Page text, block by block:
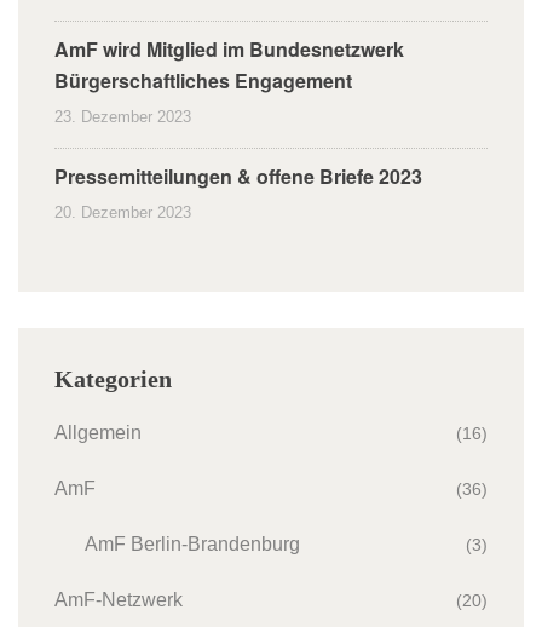
AmF wird Mitglied im Bundesnetzwerk
Bürgerschaftliches Engagement
23. Dezember 2023
Pressemitteilungen & offene Briefe 2023
20. Dezember 2023
Kategorien
Allgemein (16)
AmF (36)
AmF Berlin-Brandenburg (3)
AmF-Netzwerk (20)